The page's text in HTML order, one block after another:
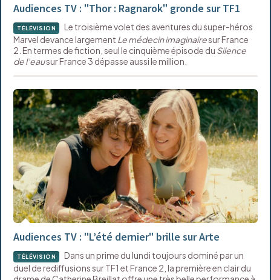
Audiences TV : "Thor : Ragnarok" gronde sur TF1
TÉLÉVISION
Le troisième volet des aventures du super-héros
Marvel devance largement Le médecin imaginairesur France
2. En termes de fiction, seul le cinquième épisode du Silence
de l’eausur France 3 dépasse aussi le million.
Audiences TV : "L’été dernier" brille sur Arte
TÉLÉVISION
Dans un prime du lundi toujours dominé par un
duel de rediffusions sur TF1 et France 2, la première en clair du